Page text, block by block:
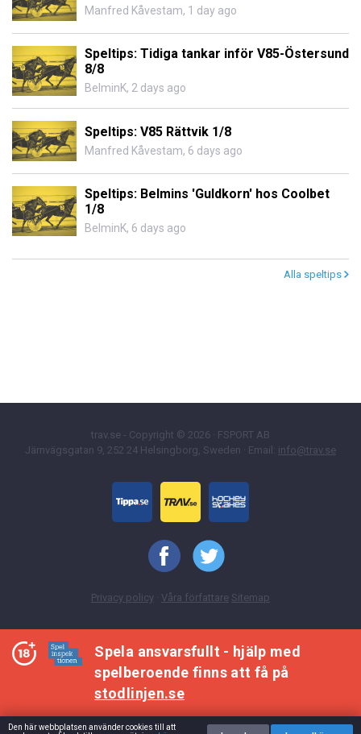
Manfred Kåvestam, 1 day ago
Speltips: Tidiga tankar inför V85-Östersund
8/8
BelminK, 2 days ago
Speltips: V85 Rättvik 1/8
Manfred Kåvestam, 6 days ago
Speltips: Belmins 'Guldkorn' hos Coolbet
1/8
BelminK, 6 days ago
Alla speltips
trav.se - Copyright © 2026 · FSPORT AB
Järnvägsgatan 9, 252 24 Helsingborg, Sweden · Email: info@trav.se
Privacy policy · Våra författare Sitemap
Spela ansvarsfullt - hjälp med
spelberoende finns att få på
stodlinjen.se
Den här webbplatsen använder cookies till att